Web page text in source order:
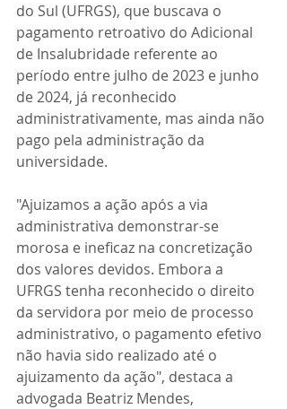
do Sul (UFRGS), que buscava o
pagamento retroativo do Adicional
de Insalubridade referente ao
período entre julho de 2023 e junho
de 2024, já reconhecido
administrativamente, mas ainda não
pago pela administração da
universidade.
"Ajuizamos a ação após a via
administrativa demonstrar-se
morosa e ineficaz na concretização
dos valores devidos. Embora a
UFRGS tenha reconhecido o direito
da servidora por meio de processo
administrativo, o pagamento efetivo
não havia sido realizado até o
ajuizamento da ação", destaca a
advogada Beatriz Mendes,